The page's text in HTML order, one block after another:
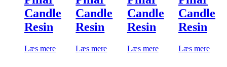
Candle
Resin
Læs mere
Candle
Resin
Læs mere
Candle
Resin
Læs mere
Candle
Resin
Læs mere